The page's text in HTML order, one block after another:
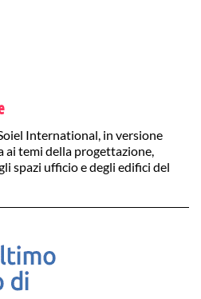
International, in versione
ai temi della progettazione,
spazi ufficio e degli edifici del